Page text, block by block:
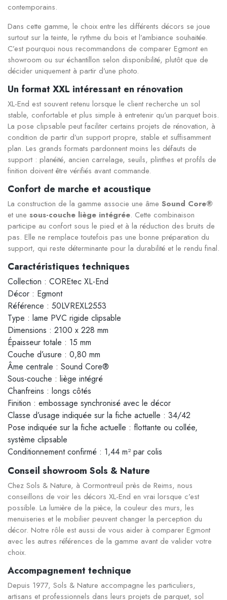
contemporains.
Dans cette gamme, le choix entre les différents décors se joue
surtout sur la teinte, le rythme du bois et l’ambiance souhaitée.
C’est pourquoi nous recommandons de comparer Egmont en
showroom ou sur échantillon selon disponibilité, plutôt que de
décider uniquement à partir d’une photo.
Un format XXL intéressant en rénovation
XL-End est souvent retenu lorsque le client recherche un sol
stable, confortable et plus simple à entretenir qu’un parquet bois.
La pose clipsable peut faciliter certains projets de rénovation, à
condition de partir d’un support propre, stable et suffisamment
plan. Les grands formats pardonnent moins les défauts de
support : planéité, ancien carrelage, seuils, plinthes et profils de
finition doivent être vérifiés avant commande.
Confort de marche et acoustique
La construction de la gamme associe une âme Sound Core®
et une sous-couche liège intégrée. Cette combinaison
participe au confort sous le pied et à la réduction des bruits de
pas. Elle ne remplace toutefois pas une bonne préparation du
support, qui reste déterminante pour la durabilité et le rendu final.
Caractéristiques techniques
Collection : COREtec XL-End
Décor : Egmont
Référence : 50LVREXL2553
Type : lame PVC rigide clipsable
Dimensions : 2100 x 228 mm
Épaisseur totale : 15 mm
Couche d’usure : 0,80 mm
Âme centrale : Sound Core®
Sous-couche : liège intégré
Chanfreins : longs côtés
Finition : embossage synchronisé avec le décor
Classe d’usage indiquée sur la fiche actuelle : 34/42
Pose indiquée sur la fiche actuelle : flottante ou collée,
système clipsable
Conditionnement confirmé : 1,44 m² par colis
Conseil showroom Sols & Nature
Chez Sols & Nature, à Cormontreuil près de Reims, nous
conseillons de voir les décors XL-End en vrai lorsque c’est
possible. La lumière de la pièce, la couleur des murs, les
menuiseries et le mobilier peuvent changer la perception du
décor. Notre rôle est aussi de vous aider à comparer Egmont
avec les autres références de la gamme avant de valider votre
choix.
Accompagnement technique
Depuis 1977, Sols & Nature accompagne les particuliers,
artisans et professionnels dans leurs projets de parquet, sol